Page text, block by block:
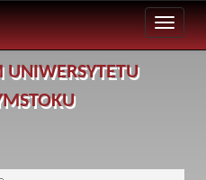
UNIWERSYTETU